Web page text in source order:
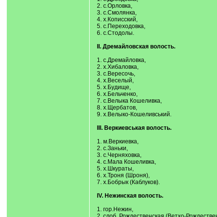
2. с.Орловка,
3. с.Смолянка,
4. х.Кописский,
5. с.Переходовка,
6. с.Стодолы.
II. Дремайловская волость.
1. с.Дремайловка,
2. х.Хибаловка,
3. с.Вересочь,
4. х.Веселый,
5. х.Будище,
6. х.Бельченко,
7. с.Велыка Кошеливка,
8. х.Щербатов,
9. х.Велыко-Кошеливський.
III. Веркиевськая волость.
1. м.Веркиевка,
2. с.Заньки,
3. с.Черняховка,
4. с.Мала Кошеливка,
5. х.Шкураты,
6. х.Троня (Шроня),
7. х.Бобрык (Каблуков).
IV. Нежинская волость.
1. гор.Нежин,